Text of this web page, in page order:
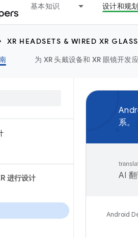
基本知识 设计和规划
XR HEADSETS & WIRED XR
为 XR 头戴设备和 XR 眼镜开发
进行设计
系。
AI 翻
Android